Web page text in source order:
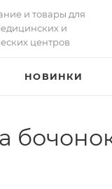
и товары для
и
центров
НОВИНКИ